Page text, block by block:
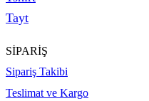
Tayt
SİPARİŞ
Sipariş Takibi
Teslimat ve Kargo